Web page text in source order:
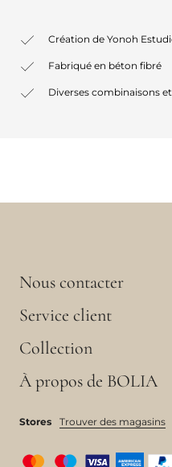
Création de Yonoh
Fabriqué en béton fibré
Diverses combinaisons
Nous contacter
Service client
Collection
À propos de BOLIA
Stores Trouver des magasins